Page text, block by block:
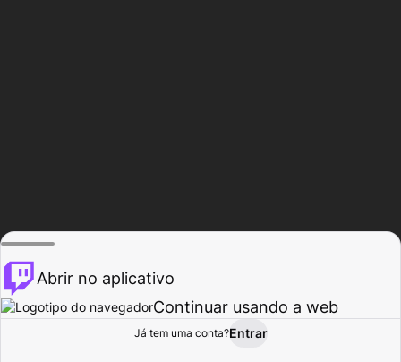
Procurar Atividade
Abrir no aplicativo
Continuar usando a web
Já tem uma conta?Entrar